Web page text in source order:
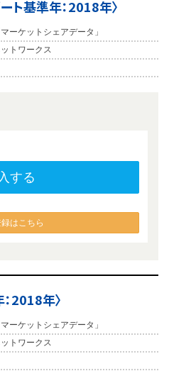
ト基準年：2018年〉
ーケットシェアデータ」
トワークス
する
はこちら
2018年〉
ーケットシェアデータ」
トワークス